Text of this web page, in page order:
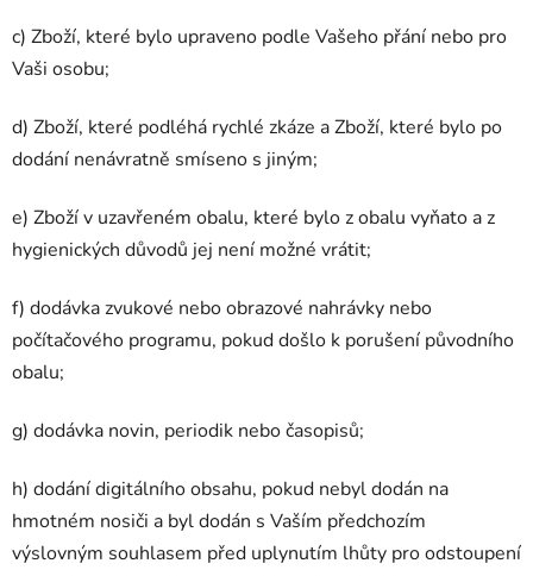
c) Zboží, které bylo upraveno podle Vašeho přání nebo pro
Vaši osobu;
d) Zboží, které podléhá rychlé zkáze a Zboží, které bylo po
dodání nenávratně smíseno s jiným;
e) Zboží v uzavřeném obalu, které bylo z obalu vyňato a z
hygienických důvodů jej není možné vrátit;
f) dodávka zvukové nebo obrazové nahrávky nebo
počítačového programu, pokud došlo k porušení původního
obalu;
g) dodávka novin, periodik nebo časopisů;
h) dodání digitálního obsahu, pokud nebyl dodán na
hmotném nosiči a byl dodán s Vaším předchozím
výslovným souhlasem před uplynutím lhůty pro odstoupení